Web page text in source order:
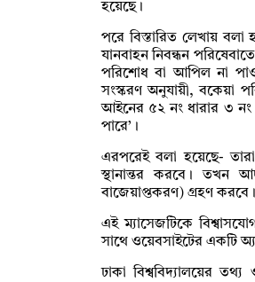
হয়েছে।
পরে বিস্তারিত লেখায় বলা
যানবাহন নিবন্ধন
পরিশোধ বা আপিল না
সংস্করণ অনুযায়ী, বকেয়া
আইনের ৫২ নং ধারার ৩ নং
পারে’।
এরপরেই বলা হয়েছে-
স্থানান্তর করবে। তখন
বাজেয়াপ্তকরণ) গ্রহণ করবে।
এই ম্যাসেজটিকে
সাথে ওয়েবসাইটের একটি
ঢাকা বিশ্ববিদ্যালয়ের